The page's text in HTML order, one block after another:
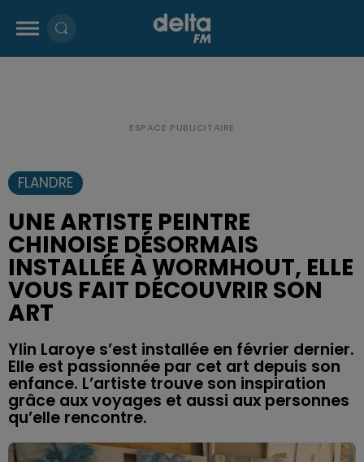
FLANDRE
UNE ARTISTE PEINTRE
CHINOISE DÉSORMAIS
INSTALLÉE À WORMHOUT, ELLE
VOUS FAIT DÉCOUVRIR SON
ART
Ylin Laroye s’est installée en février dernier.
Elle est passionnée par cet art depuis son
enfance. L’artiste trouve son inspiration
grâce aux voyages et aussi aux personnes
qu’elle rencontre.